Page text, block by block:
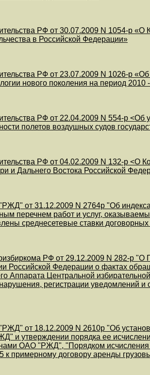
РФ от 30.07.2009 N 1054-р «О
в Российской Федерации»
РФ от 23.07.2009 N 1026-р
нового поколения на период 2010
РФ от 22.04.2009 N 554-р
полетов воздушных судов
РФ от 04.02.2009 N 132-р <О
и Дальнего Востока Российской
от 31.12.2009 N 2764р "Об
перечнем работ и услуг,
среднесетевые ставки договорных
РФ от 29.12.2009 N 282-р "О
Российской Федерации о фактах
Аппарата Центральной
регистрации уведомлений
от 18.12.2009 N 2610р "Об
и утверждении порядка ее
ОАО "РЖД", "Порядком
примерному договору аренды